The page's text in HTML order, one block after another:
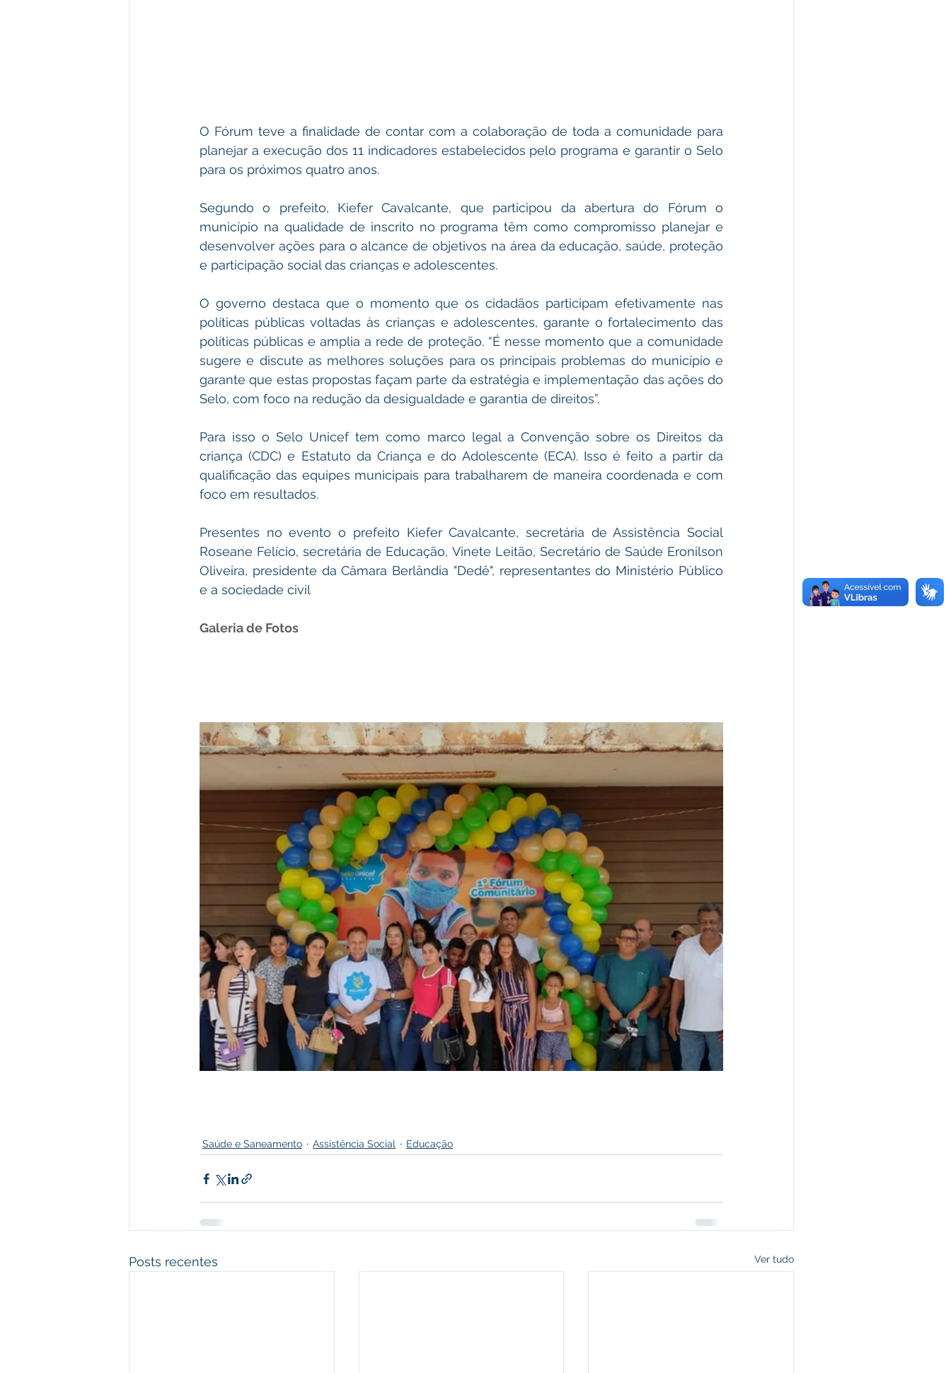
O Fórum teve a finalidade de contar com a colaboração de toda a comunidade para
planejar a execução dos 11 indicadores estabelecidos pelo programa e garantir o Selo
para os próximos quatro anos.
Segundo o prefeito, Kiefer Cavalcante, que participou da abertura do Fórum o
município na qualidade de inscrito no programa têm como compromisso planejar e
desenvolver ações para o alcance de objetivos na área da educação, saúde, proteção
e participação social das crianças e adolescentes.
O governo destaca que o momento que os cidadãos participam efetivamente nas
políticas públicas voltadas às crianças e adolescentes, garante o fortalecimento das
políticas públicas e amplia a rede de proteção. “É nesse momento que a comunidade
sugere e discute as melhores soluções para os principais problemas do município e
garante que estas propostas façam parte da estratégia e implementação das ações do
Selo, com foco na redução da desigualdade e garantia de direitos”.
Para isso o Selo Unicef tem como marco legal a Convenção sobre os Direitos da
criança (CDC) e Estatuto da Criança e do Adolescente (ECA). Isso é feito a partir da
qualificação das equipes municipais para trabalharem de maneira coordenada e com
foco em resultados.
Presentes no evento o prefeito Kiefer Cavalcante, secretária de Assistência Social
Roseane Felício, secretária de Educação, Vinete Leitão, Secretário de Saúde Eronilson
Oliveira, presidente da Câmara Berlândia "Dedê", representantes do Ministério Público
e a sociedade civil
Galeria de Fotos
Saúde e Saneamento Assistência Social Educação
Posts recentes Ver tudo